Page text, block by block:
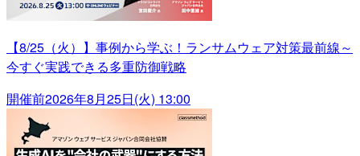
【8/25（火）】事例から学ぶ！ランサムウェア対策最前線～
今すぐ実践できる多重防御戦略
開催前2026年8月25日(火) 13:00